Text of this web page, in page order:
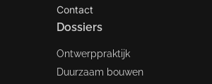
Contact
Dossiers
Ontwerppraktijk
Duurzaam bouwen